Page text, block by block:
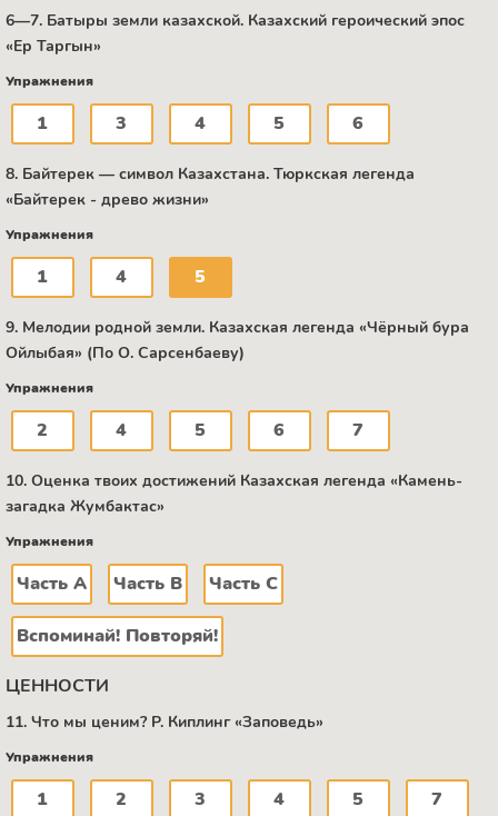
6—7. Батыры земли казахской. Казахский героический эпос
«Ер Таргын»
Упражнения
1 3 4 5 6
8. Байтерек — символ Казахстана. Тюркская легенда
«Байтерек - древо жизни»
Упражнения
1 4 5
9. Мелодии родной земли. Казахская легенда «Чёрный бура
Ойлыбая» (По О. Сарсенбаеву)
Упражнения
2 4 5 6 7
10. Оценка твоих достижений Казахская легенда «Камень-
загадка Жумбактас»
Упражнения
Часть А Часть В Часть C
Вспоминай! Повторяй!
ЦЕННОСТИ
11. Что мы ценим? Р. Киплинг «Заповедь»
Упражнения
1 2 3 4 5 7